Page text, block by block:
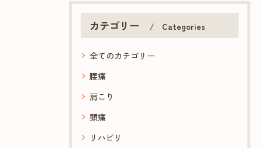
カテゴリー Categories
全てのカテゴリー
腰痛
肩こり
頭痛
リハビリ